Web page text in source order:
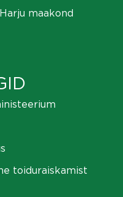
maakond
toiduraiskamist